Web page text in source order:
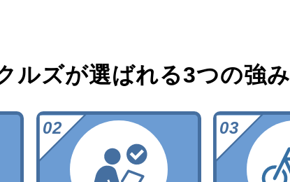
ルズが選ばれる3つの強み